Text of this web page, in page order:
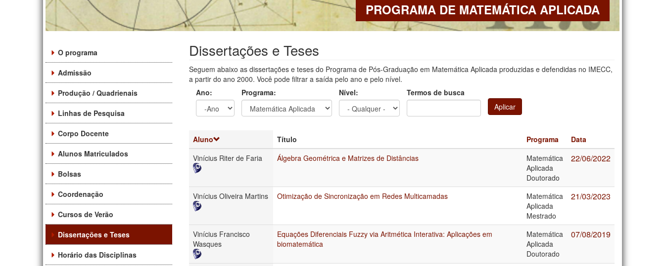
PROGRAMA DE MATEMÁTICA APLICADA
O programa
Admissão
Produção / Quadrienais
Linhas de Pesquisa
Corpo Docente
Alunos Matriculados
Bolsas
Coordenação
Cursos de Verão
Dissertações e Teses
Horário das Disciplinas
Dissertações e Teses
Seguem abaixo as dissertações e teses do Programa de Pós-Graduação em Matemática Aplicada produzidas e defendidas no IMECC,
a partir do ano 2000. Você pode filtrar a saída pelo ano e pelo nível.
Ano:
Programa: Nível:
Termos de busca
Aplicar
Aluno Título Programa
Data
Vinícius Riter de Faria
Álgebra Geométrica e Matrizes de Distâncias
Matemática
Aplicada
Doutorado
22/06/2022
Vinícius Oliveira Martins Otimização de Sincronização em Redes Multicamadas
Matemática
Aplicada
Mestrado
21/03/2023
Vinícius Francisco
Wasques
Equações Diferenciais Fuzzy via Aritmética Interativa: Aplicações em
biomatemática
Matemática
Aplicada
Doutorado
07/08/2019